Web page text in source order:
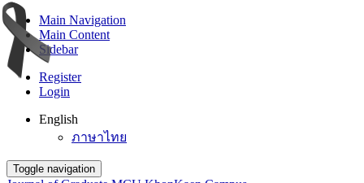
Main Navigation
Main Content
Sidebar
Register
Login
English
ภาษาไทย
Toggle navigation